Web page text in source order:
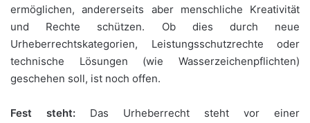
ermöglichen, andererseits aber menschliche Kreativität
und Rechte schützen. Ob dies durch neue
Urheberrechtskategorien, Leistungsschutzrechte oder
technische Lösungen (wie Wasserzeichenpflichten)
geschehen soll, ist noch offen.
Fest steht: Das Urheberrecht steht vor einer